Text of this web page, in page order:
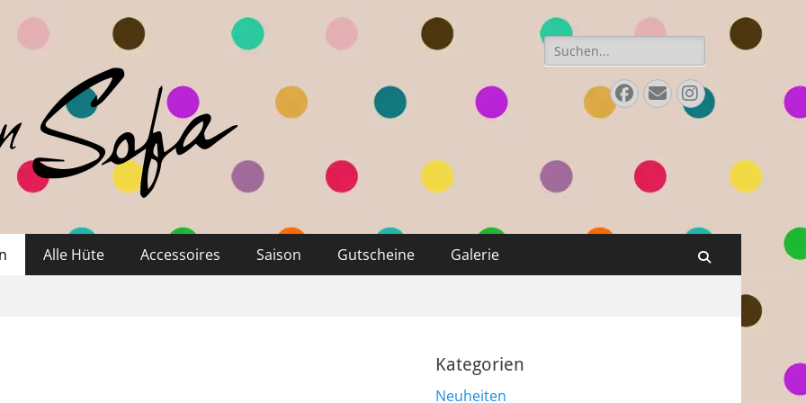
Suchen
nach:
Facebook
EmailInstagram
Alle Hüte Accessoires Saison Gutscheine Galerie
Kategorien
Neuheiten